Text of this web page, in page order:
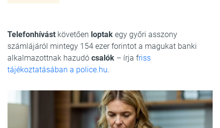
Telefonhívást követően loptak egy győri asszony
számlájáról mintegy 154 ezer forintot a magukat banki
alkalmazottnak hazudó csalók – írja friss
tájékoztatásában a police.hu.